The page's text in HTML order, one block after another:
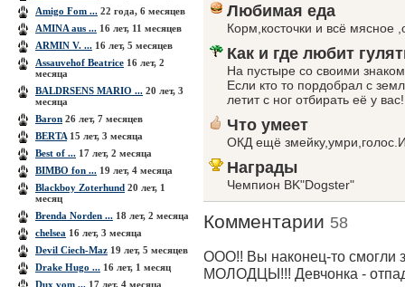
Amigo Fom ... 22 года, 6 месяцев
AMINA aus ... 16 лет, 11 месяцев
ARMIN V. ... 16 лет, 5 месяцев
Assauvehof Beatrice 16 лет, 2
месяца
BALDRSENS MARIO ... 20 лет, 3
месяца
Baron 26 лет, 7 месяцев
BERTA 15 лет, 3 месяца
Best of ... 17 лет, 2 месяца
BIMBO fon ... 19 лет, 4 месяца
Blackboy Zoterhund 20 лет, 1
месяц
Brenda Norden ... 18 лет, 2 месяца
chelsea 16 лет, 3 месяца
Devil Ciech-Maz 19 лет, 5 месяцев
Drake Hugo ... 16 лет, 1 месяц
Dux vom ... 17 лет, 4 месяца
Любимая еда
Корм,косточки и всё мясное
Как и где любит
На пустыре со своими
Если кто то пордобрал с
летит с ног отбирать её у вас!
Что умеет
ОКД ещё
Награды
Чемпион BK"Dogster"
Комментарии 58
ООО!! Вы наконец-то смогли
МОЛОДЦЫ!!! Девчонка -